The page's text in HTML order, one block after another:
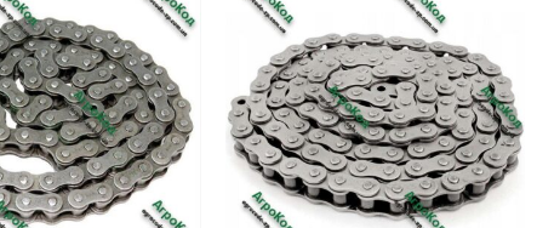
несколько
вариаций.
Опции
можно
выбрать